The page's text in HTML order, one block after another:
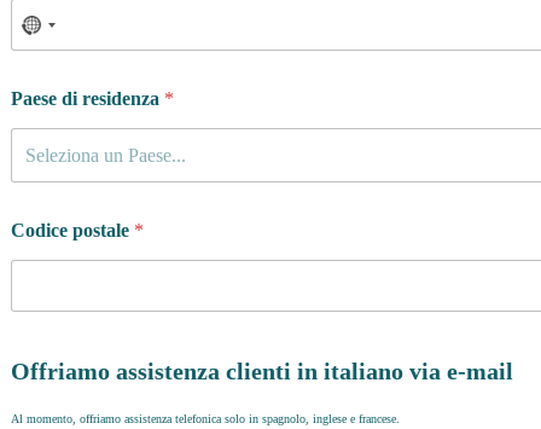
Paese di residenza *
Seleziona un Paese...
Codice postale *
Offriamo assistenza clienti in italiano via e-mail
Al momento, offriamo assistenza telefonica solo in spagnolo, inglese e francese.